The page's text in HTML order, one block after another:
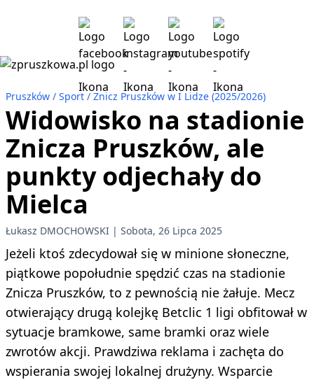
Pruszków Sport Znicz Pruszków w I Lidze (2025/2026)
Widowisko na stadionie
Znicza Pruszków, ale
punkty odjechały do
Mielca
Łukasz DMOCHOWSKI Sobota, 26 Lipca 2025
Jeżeli ktoś zdecydował się w minione słoneczne,
piątkowe popołudnie spędzić czas na stadionie
Znicza Pruszków, to z pewnością nie żałuje. Mecz
otwierający drugą kolejkę Betclic 1 ligi obfitował w
sytuacje bramkowe, same bramki oraz wiele
zwrotów akcji. Prawdziwa reklama i zachęta do
wspierania swojej lokalnej drużyny. Wsparcie